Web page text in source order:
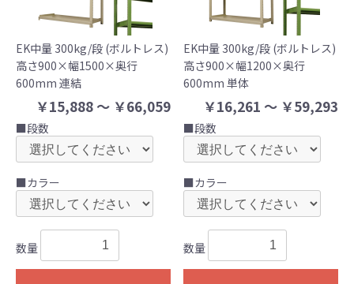
EK中量 300kg/段 (ボルトレス)
高さ900×幅1500×奥行
600mm 連結
￥15,888 ～ ￥66,059
■段数
■カラー
数量
EK中量 300kg/段 (ボルトレス)
高さ900×幅1200×奥行
600mm 単体
￥16,261 ～ ￥59,293
■段数
■カラー
数量